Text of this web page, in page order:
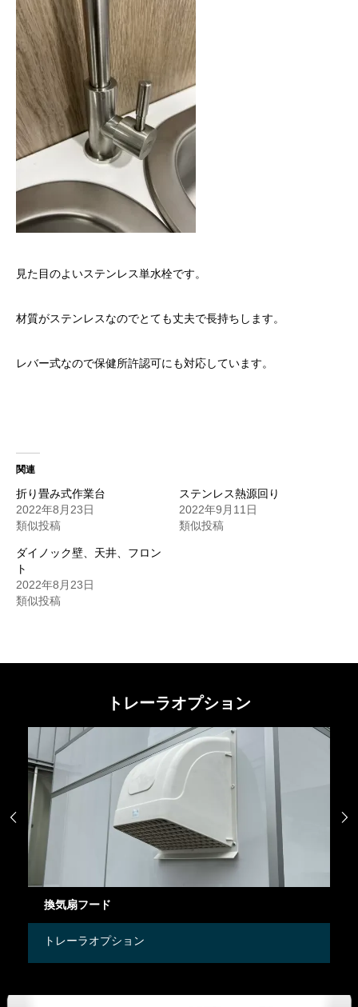
見た目のよいステンレス単水栓です。
材質がステンレスなのでとても丈夫で長持ちします。
レバー式なので保健所許認可にも対応しています。
関連
折り畳み式作業台
2022年8月23日
類似投稿
ステンレス熱源回り
2022年9月11日
類似投稿
ダイノック壁、天井、フロン
ト
2022年8月23日
類似投稿
トレーラオプション
換気扇フード
トレーラオプション
 